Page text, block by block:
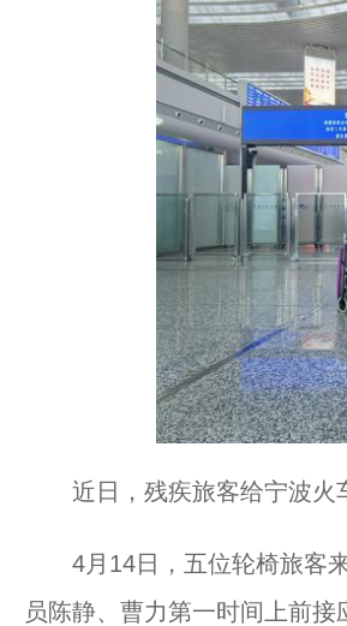
近日，残疾旅客给宁波火
4月14日，五位轮椅旅客来
员陈静、曹力第一时间上前